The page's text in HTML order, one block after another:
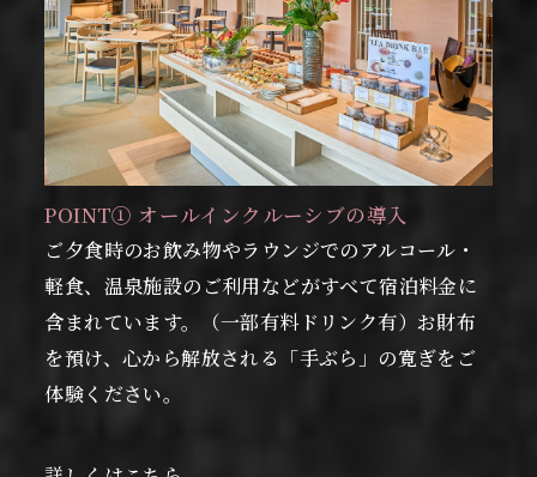
POINT① オールインクルーシブの導入
ご夕食時のお飲み物やラウンジでのアルコール・
軽食、温泉施設のご利用などがすべて宿泊料金に
含まれています。（一部有料ドリンク有）お財布
を預け、心から解放される「手ぶら」の寛ぎをご
体験ください。